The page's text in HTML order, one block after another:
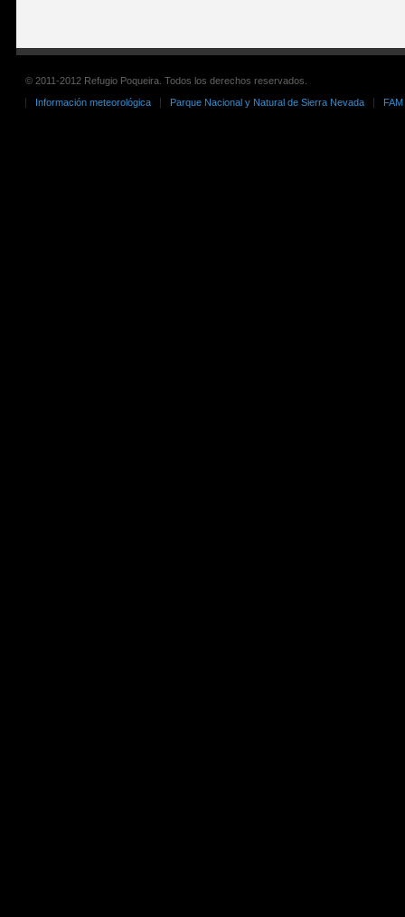
© 2011-2012 Refugio Poqueira. Todos los derechos reservados.
Información meteorológica
Parque Nacional y Natural de Sierra Nevada FAM